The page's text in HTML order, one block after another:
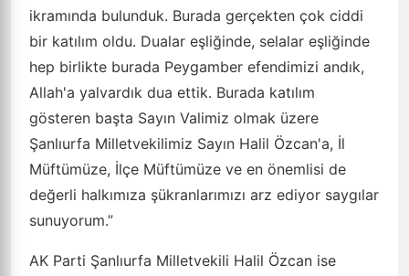
ikramında bulunduk. Burada gerçekten çok ciddi
bir katılım oldu. Dualar eşliğinde, selalar eşliğinde
hep birlikte burada Peygamber efendimizi andık,
Allah'a yalvardık dua ettik. Burada katılım
gösteren başta Sayın Valimiz olmak üzere
Şanlıurfa Milletvekilimiz Sayın Halil Özcan'a, İl
Müftümüze, İlçe Müftümüze ve en önemlisi de
değerli halkımıza şükranlarımızı arz ediyor saygılar
sunuyorum.”
AK Parti Şanlıurfa Milletvekili Halil Özcan ise